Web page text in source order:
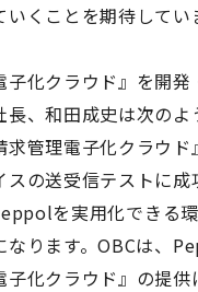
くことを期待してい
化クラウド』を開発
長、和田成史は次のよ
求管理電子化クラウ
スの送受信テストに成
を実用化できる
なります。OBCは、
子化クラウド』の提供